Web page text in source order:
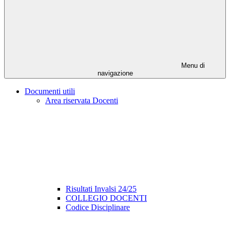
Menu di
navigazione
Documenti utili
Area riservata Docenti
Risultati Invalsi 24/25
COLLEGIO DOCENTI
Codice Disciplinare